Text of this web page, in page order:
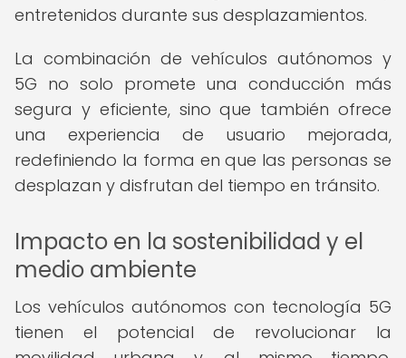
entretenidos durante sus desplazamientos.
La combinación de vehículos autónomos y
5G no solo promete una conducción más
segura y eficiente, sino que también ofrece
una experiencia de usuario mejorada,
redefiniendo la forma en que las personas se
desplazan y disfrutan del tiempo en tránsito.
Impacto en la sostenibilidad y el
medio ambiente
Los vehículos autónomos con tecnología 5G
tienen el potencial de revolucionar la